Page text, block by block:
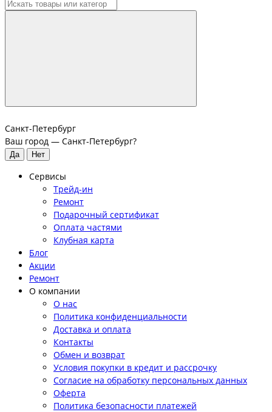
Санкт-Петербург
Ваш город — Санкт-Петербург?
Сервисы
Трейд-ин
Ремонт
Подарочный сертификат
Оплата частями
Клубная карта
Блог
Акции
Ремонт
О компании
О нас
Политика конфиденциальности
Доставка и оплата
Контакты
Обмен и возврат
Условия покупки в кредит и рассрочку
Согласие на обработку персональных данных
Оферта
Политика безопасности платежей